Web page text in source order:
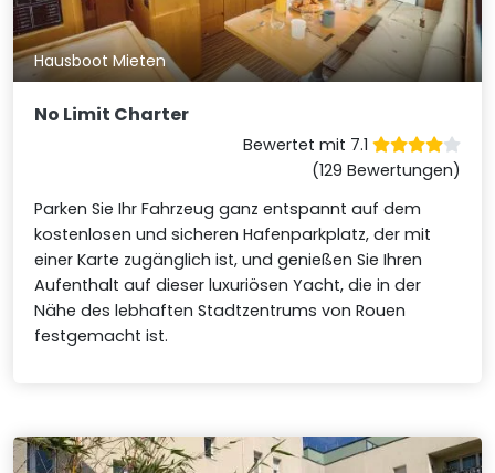
Hausboot Mieten
No Limit Charter
Bewertet mit 7.1
(129 Bewertungen)
Parken Sie Ihr Fahrzeug ganz entspannt auf dem
kostenlosen und sicheren Hafenparkplatz, der mit
einer Karte zugänglich ist, und genießen Sie Ihren
Aufenthalt auf dieser luxuriösen Yacht, die in der
Nähe des lebhaften Stadtzentrums von Rouen
festgemacht ist.